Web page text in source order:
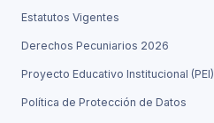
Estatutos Vigentes
Derechos Pecuniarios 2026
Proyecto Educativo Institucional (PEI)
Política de Protección de Datos